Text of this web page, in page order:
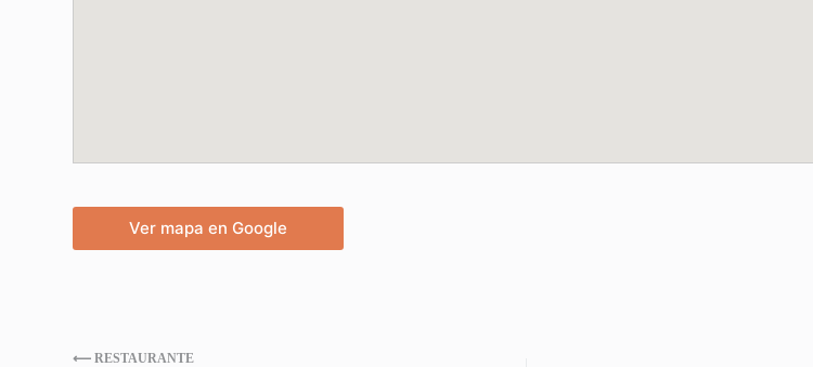
Ver mapa en Google
⟵ RESTAURANTE